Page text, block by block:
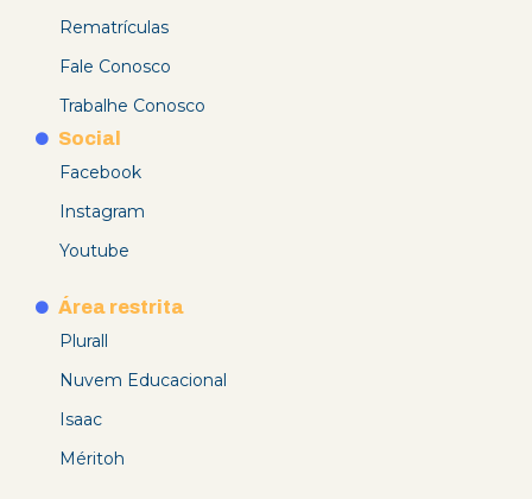
Rematrículas
Fale Conosco
Trabalhe Conosco
Social
Facebook
Instagram
Youtube
Área restrita
Plurall
Nuvem Educacional
Isaac
Méritoh